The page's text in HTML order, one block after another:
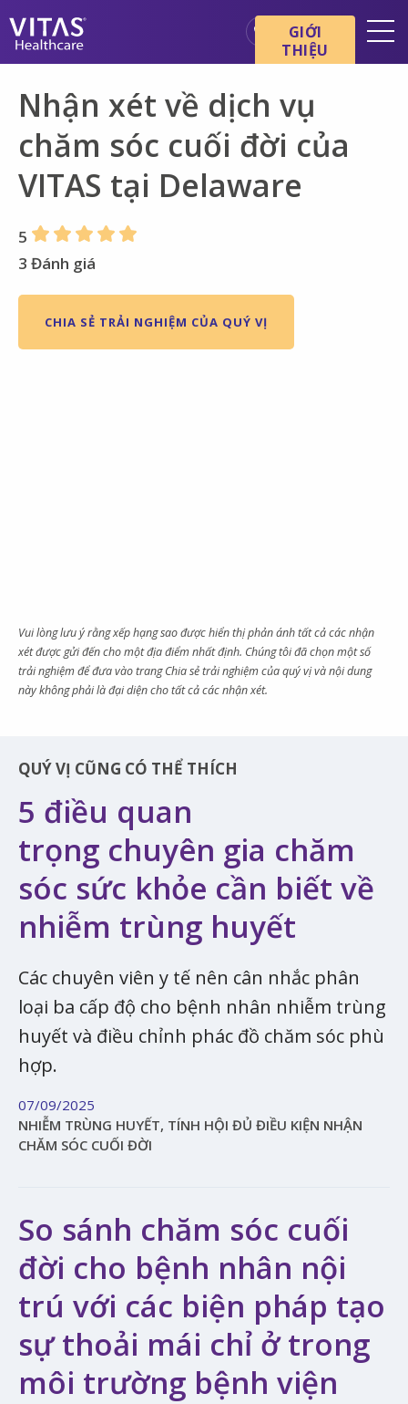
Cơ bản về chăm sóc cuối đời
Dịch vụ
Chuyên gia chăm sóc sức
khỏe
Gia đình và người chăm sóc
GIỚI
THIỆU
Nhận xét về dịch vụ
chăm sóc cuối đời của
VITAS tại Delaware
5
3 Đánh giá
CHIA SẺ TRẢI NGHIỆM CỦA QUÝ VỊ
Vui lòng lưu ý rằng xếp hạng sao được hiển thị phản ánh tất cả các nhận
xét được gửi đến cho một địa điểm nhất định. Chúng tôi đã chọn một số
trải nghiệm để đưa vào trang Chia sẻ trải nghiệm của quý vị và nội dung
này không phải là đại diện cho tất cả các nhận xét.
QUÝ VỊ CŨNG CÓ THỂ THÍCH
5 điều quan
trọng chuyên gia chăm
sóc sức khỏe cần biết về
nhiễm trùng huyết
Các chuyên viên y tế nên cân nhắc phân
loại ba cấp độ cho bệnh nhân nhiễm trùng
huyết và điều chỉnh phác đồ chăm sóc phù
hợp.
07/09/2025
NHIỄM TRÙNG HUYẾT, TÍNH HỘI ĐỦ ĐIỀU KIỆN NHẬN
CHĂM SÓC CUỐI ĐỜI
So sánh chăm sóc cuối
đời cho bệnh nhân nội
trú với các biện pháp tạo
sự thoải mái chỉ ở trong
môi trường bệnh viện